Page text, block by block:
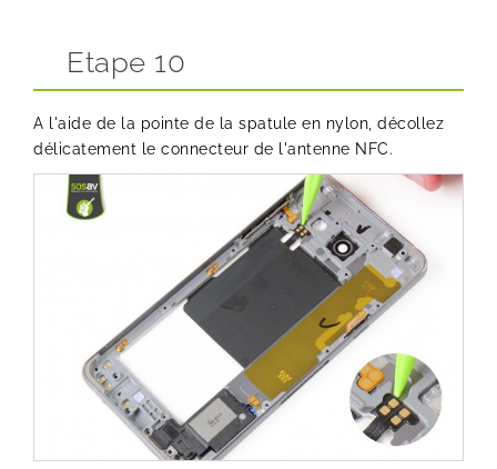
Etape 10
A l'aide de la pointe de la spatule en nylon, décollez
délicatement le connecteur de l'antenne NFC.